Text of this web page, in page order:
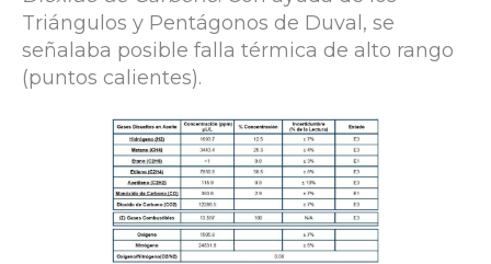
Triángulos y Pentágonos de Duval, se
señalaba posible falla térmica de alto rango
(puntos calientes).